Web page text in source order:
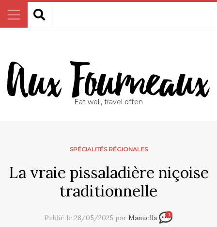
Eat well, travel often
SPÉCIALITÉS RÉGIONALES
La vraie pissaladière niçoise
traditionnelle
Publié le 28/05/2025 par Manuella 1